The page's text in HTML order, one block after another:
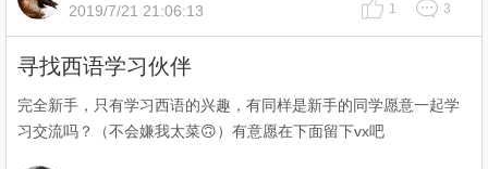
2019/7/21 21:06:13
1 3
寻找西语学习伙伴
完全新手，只有学习西语的兴趣，有同样是新手的同学愿意一起学
习交流吗？（不会嫌我太菜🙃）有意愿在下面留下vx吧